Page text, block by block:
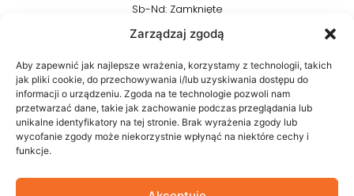
Zarządzaj zgodą
Aby zapewnić jak najlepsze wrażenia, korzystamy z technologii, takich
jak pliki cookie, do przechowywania i/lub uzyskiwania dostępu do
informacji o urządzeniu. Zgoda na te technologie pozwoli nam
przetwarzać dane, takie jak zachowanie podczas przeglądania lub
unikalne identyfikatory na tej stronie. Brak wyrażenia zgody lub
wycofanie zgody może niekorzystnie wpłynąć na niektóre cechy i
funkcje.
FURNIKA to marka z branży oświetleniowej, specjalizująca się w
nowoczesnych rozwiązaniach LED do mebli. Tworzymy
produkty, które w subtelny sposób podkreślają formę mebla i
autorskie rozwiązania projektowane z myślą o estetyce i
Sb-Nd: Zamknięte
Pozostańmy w kontakcie
info@furnika.pl
+48 (77) 544 91 28